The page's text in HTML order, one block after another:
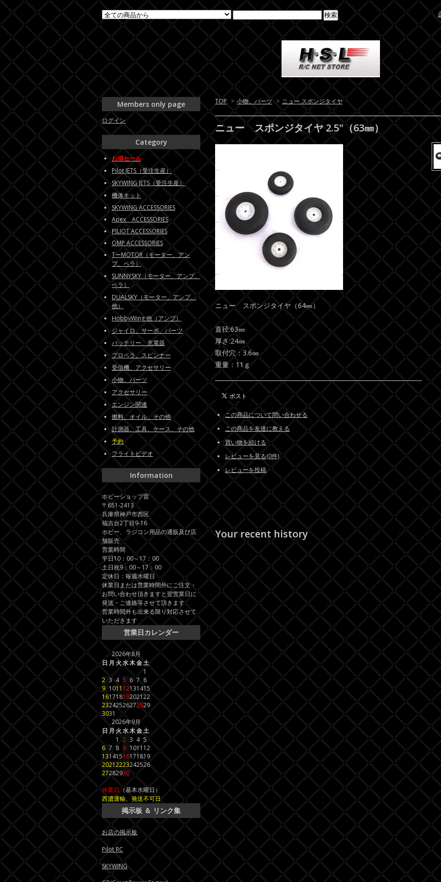
TOP > 小物、パーツ > ニュー スポンジタイヤ
ニュー スポンジタイヤ 2.5"（63㎜）
ニュー スポンジタイヤ（64㎜）
直径:63㎜
厚さ:24㎜
取付穴：3.6㎜
重量：11ｇ
この商品について問い合わせる
この商品を友達に教える
買い物を続ける
レビューを見る(0件)
レビューを投稿
Your recent history
Members only page
ログイン
Category
お得セール
Pilot JETS（受注生産）
SKYWING JETS（受注生産）
機体キット
SKYWING ACCESSORIES
Apex ACCESSORIES
PILIOT ACCESSORIES
OMP ACCESSORIES
TーMOTOR（モーター、アン
プ、ペラ）
SUNNYSKY（モーター、アンプ、
ペラ）
DUALSKY（モーター、アンプ、
他）
HobbyWing 他（アンプ）
ジャイロ、サーボ、パーツ
バッテリー、充電器
プロペラ、スピンナー
受信機、アクセサリー
小物、パーツ
アクセサリー
エンジン関連
燃料、オイル、その他
計測器、工具、ケース、その他
予約
フライトビデオ
Information
ホビーショップ雷
〒651-2413
兵庫県神戸市西区
福吉台2丁目9-16
ホビー、ラジコン用品の通販及び店
舗販売
営業時間
平日10：00～17：00
土日祝9：00～17：00
定休日：毎週水曜日
休業日または営業時間外にご注文・
お問い合わせ頂きますと翌営業日に
発送・ご連絡等させて頂きます
営業時間外も出来る限り対応させて
いただきます
営業日カレンダー
2026年8月
日 月 火水木金土
1
2 3 4 5 6 7 8
9 1011 12131415
16171819202122
23242526272829
3031
2026年9月
日月火水木金土
1 2 3 4 5
6 7 8 9 101112
13141516171819
20212223242526
27282930
休業日（基本水曜日）
西濃運輸、発送不可日
掲示板 ＆ リンク集
お店の掲示板
Pilot RC
SKYWING